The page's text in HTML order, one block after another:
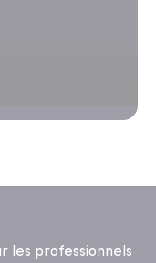
les professionnels